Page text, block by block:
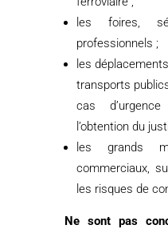
les foires,
professionnels ;
les
transports
cas
l’obtention du
les grands
commerciaux,
les risques de
Ne sont pas